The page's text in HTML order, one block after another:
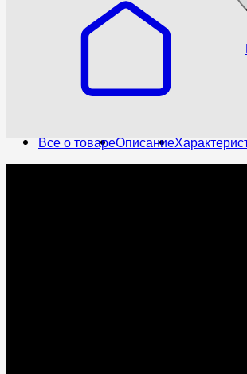
Все о товареОписание